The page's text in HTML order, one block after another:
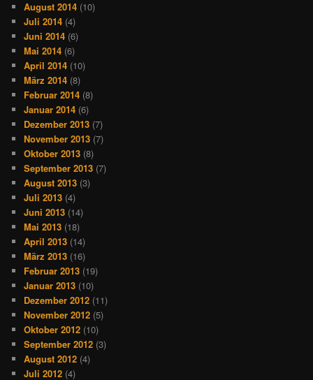
August 2014 (10)
Juli 2014 (4)
Juni 2014 (6)
Mai 2014 (6)
April 2014 (10)
März 2014 (8)
Februar 2014 (8)
Januar 2014 (6)
Dezember 2013 (7)
November 2013 (7)
Oktober 2013 (8)
September 2013 (7)
August 2013 (3)
Juli 2013 (4)
Juni 2013 (14)
Mai 2013 (18)
April 2013 (14)
März 2013 (16)
Februar 2013 (19)
Januar 2013 (10)
Dezember 2012 (11)
November 2012 (5)
Oktober 2012 (10)
September 2012 (3)
August 2012 (4)
Juli 2012 (4)